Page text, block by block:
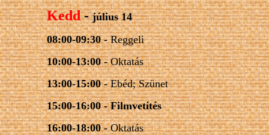
Kedd-július 14
08:00-09:30 -Reggeli
10:00-13:00 -Oktatás
13:00-15:00 -Ebéd; Szünet
15:00-16:00 -Filmvetítés
16:00-18:00 -Oktatás